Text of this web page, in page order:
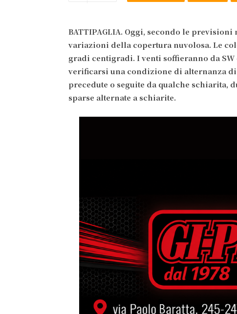
BATTIPAGLIA. Oggi, secondo le
variazioni della copertura nuvolosa. Le
gradi centigradi. I venti soffieranno da SW
verificarsi una condizione di alternanza
precedute o seguite da qualche schiarita,
sparse alternate a schiarite.